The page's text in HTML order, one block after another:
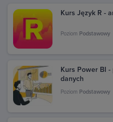
Kurs Język R -
Poziom Podstawowy
Kurs Power BI
danych
Poziom Podstawowy